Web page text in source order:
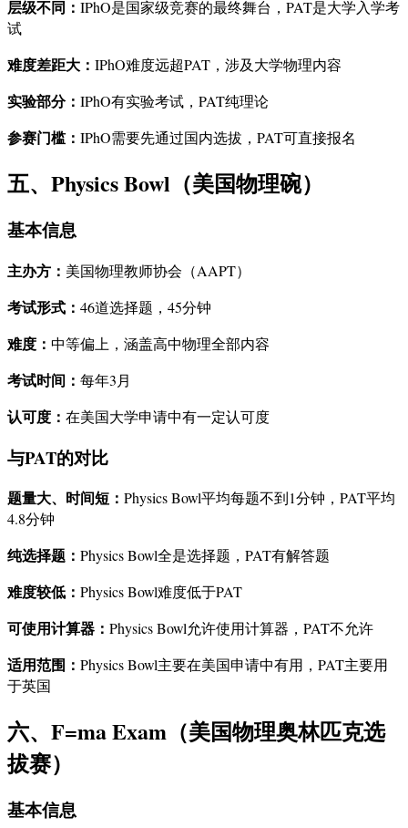
层级不同： IPhO是国家级竞赛的最终舞台，PAT是大学入学考
试
难度差距大： IPhO难度远超PAT，涉及大学物理内容
实验部分： IPhO有实验考试，PAT纯理论
参赛门槛： IPhO需要先通过国内选拔，PAT可直接报名
五、Physics Bowl（美国物理碗）
基本信息
主办方： 美国物理教师协会（AAPT）
考试形式： 46道选择题，45分钟
难度： 中等偏上，涵盖高中物理全部内容
考试时间： 每年3月
认可度： 在美国大学申请中有一定认可度
与PAT的对比
题量大、时间短： Physics Bowl平均每题不到1分钟，PAT平均
4.8分钟
纯选择题： Physics Bowl全是选择题，PAT有解答题
难度较低： Physics Bowl难度低于PAT
可使用计算器： Physics Bowl允许使用计算器，PAT不允许
适用范围： Physics Bowl主要在美国申请中有用，PAT主要用
于英国
六、F=ma Exam（美国物理奥林匹克选
拔赛）
基本信息